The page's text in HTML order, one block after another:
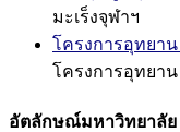
มะเร็งจุฬาฯ
โครงการอุทยา
โครงการอุทยา
อัตลักษณ์มหาวิทยาลัย